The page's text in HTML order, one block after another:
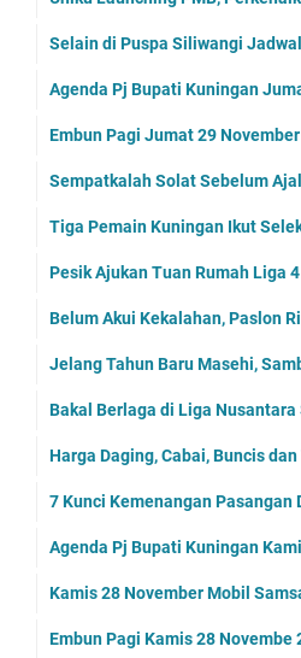
Selain di Puspa Siliwangi
Agenda Pj Bupati Kuningan
Embun Pagi Jumat 29
Sempatkalah Solat Sebelum
Tiga Pemain Kuningan Ikut
Pesik Ajukan Tuan Rumah Liga
Belum Akui Kekalahan, Paslon
Jelang Tahun Baru Masehi,
Bakal Berlaga di Liga Nusantara
Harga Daging, Cabai, Buncis
7 Kunci Kemenangan Pasangan
Agenda Pj Bupati Kuningan
Kamis 28 November Mobil
Embun Pagi Kamis 28